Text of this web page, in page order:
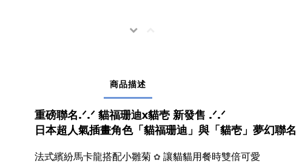
商品描述
重磅聯名.ᐟ.ᐟ 貓福珊迪x貓壱 新發售 .ᐟ.ᐟ
日本超人氣插畫角色「貓福珊迪」與「貓壱」夢幻聯名
法式繽紛馬卡龍搭配小雛菊 ✿ 讓貓貓用餐時雙倍可愛